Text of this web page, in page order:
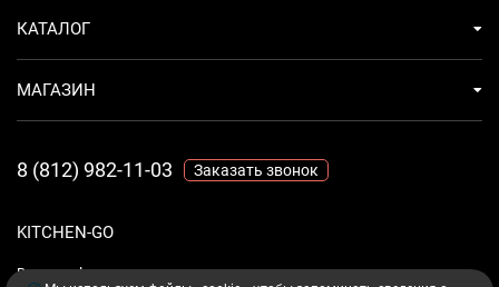
KITCHEN-GO
Ваш комфорт - дело техники.
КАТАЛОГ
МАГАЗИН
8 (812) 982-11-03 Заказать звонок